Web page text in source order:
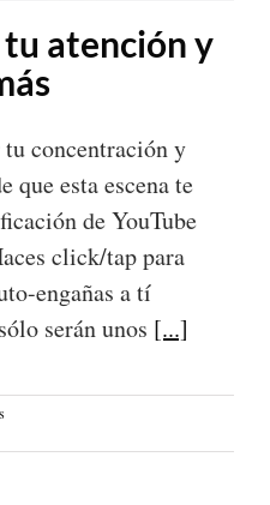
atención y
concentración y
que esta escena te
de YouTube
click/tap para
engañas a tí
serán unos [...]